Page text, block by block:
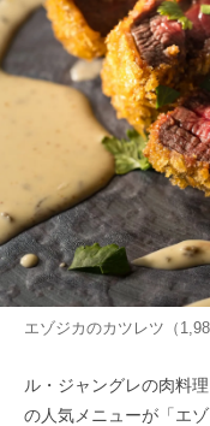
エゾジカのカツレツ（
ル・ジャングレの肉料
の人気メニューが「エ